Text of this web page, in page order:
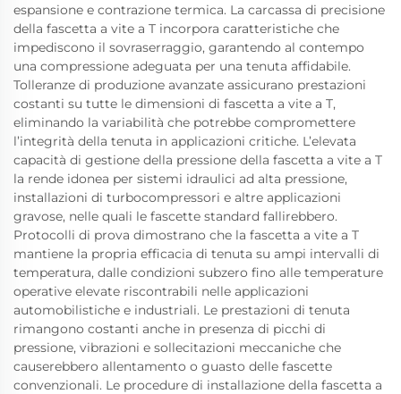
espansione e contrazione termica. La carcassa di precisione
della fascetta a vite a T incorpora caratteristiche che
impediscono il sovraserraggio, garantendo al contempo
una compressione adeguata per una tenuta affidabile.
Tolleranze di produzione avanzate assicurano prestazioni
costanti su tutte le dimensioni di fascetta a vite a T,
eliminando la variabilità che potrebbe compromettere
l’integrità della tenuta in applicazioni critiche. L’elevata
capacità di gestione della pressione della fascetta a vite a T
la rende idonea per sistemi idraulici ad alta pressione,
installazioni di turbocompressori e altre applicazioni
gravose, nelle quali le fascette standard fallirebbero.
Protocolli di prova dimostrano che la fascetta a vite a T
mantiene la propria efficacia di tenuta su ampi intervalli di
temperatura, dalle condizioni subzero fino alle temperature
operative elevate riscontrabili nelle applicazioni
automobilistiche e industriali. Le prestazioni di tenuta
rimangono costanti anche in presenza di picchi di
pressione, vibrazioni e sollecitazioni meccaniche che
causerebbero allentamento o guasto delle fascette
convenzionali. Le procedure di installazione della fascetta a